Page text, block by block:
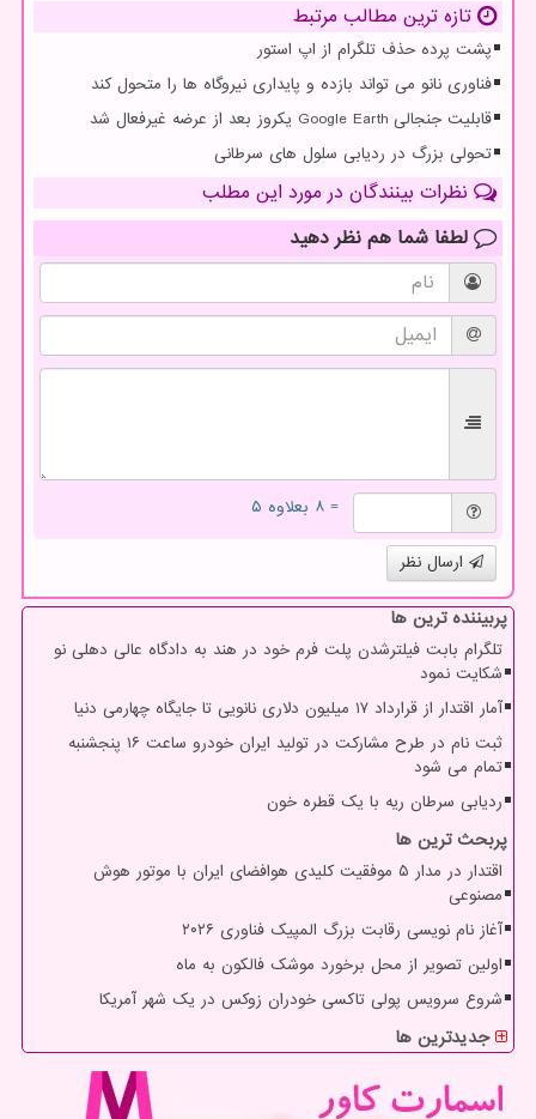
تازه ترین مطالب مرتبط
پشت پرده حذف تلگرام از اپ استور
فناوری نانو می تواند بازده و پایداری نیروگاه ها را متحول کند
قابلیت جنجالی Google Earth یکروز بعد از عرضه غیرفعال شد
تحولی بزرگ در ردیابی سلول های سرطانی
نظرات بینندگان در مورد این مطلب
لطفا شما هم نظر دهید
= ۸ بعلاوه ۵
ارسال نظر
پربیننده ترین ها
تلگرام بابت فیلترشدن پلت فرم خود در هند به دادگاه عالی دهلی نو
شکایت نمود
آمار اقتدار از قرارداد ۱۷ میلیون دلاری نانویی تا جایگاه چهارمی دنیا
ثبت نام در طرح مشارکت در تولید ایران خودرو ساعت ۱۶ پنجشنبه
تمام می شود
ردیابی سرطان ریه با یک قطره خون
پربحث ترین ها
اقتدار در مدار ۵ موفقیت کلیدی هوافضای ایران با موتور هوش
مصنوعی
آغاز نام نویسی رقابت بزرگ المپیک فناوری ۲۰۲۶
اولین تصویر از محل برخورد موشک فالکون به ماه
شروع سرویس پولی تاکسی خودران زوکس در یک شهر آمریکا
جدیدترین ها